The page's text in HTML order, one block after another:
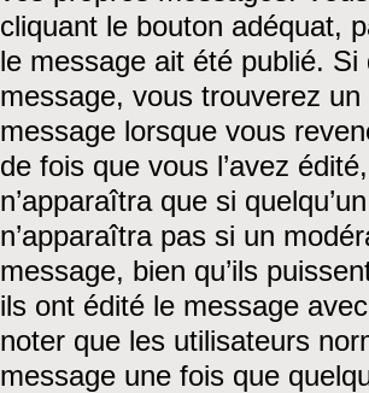
cliquant le bouton adéquat,
le message ait été publié. Si
message, vous trouverez
message lorsque vous
de fois que vous l’avez
n’apparaîtra que si
n’apparaîtra pas si un
message, bien qu’ils
ils ont édité le message
noter que les utilisateurs
message une fois que